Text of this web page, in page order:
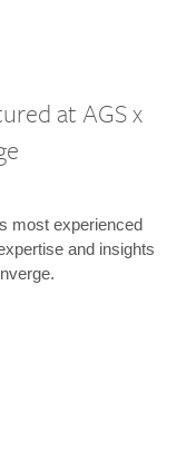
at AGS x
most experienced
and insights